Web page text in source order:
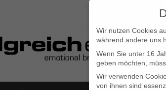
Wir nutzen Cookies
während andere uns
Wenn Sie unter 16
geben möchten,
Wir verwenden
von ihnen sind